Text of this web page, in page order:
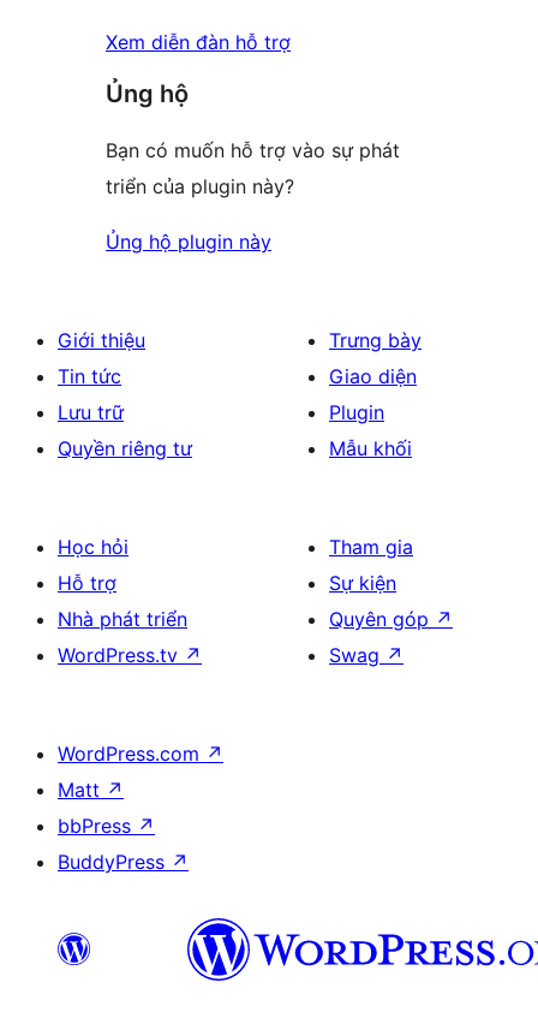
Xem diễn đàn hỗ trợ
Ủng hộ
Bạn có muốn hỗ trợ vào sự phát
triển của plugin này?
Ủng hộ plugin này
Giới thiệu
Tin tức
Lưu trữ
Quyền riêng tư
Trưng bày
Giao diện
Plugin
Mẫu khối
Học hỏi
Hỗ trợ
Nhà phát triển
WordPress.tv ↗
Tham gia
Sự kiện
Quyên góp ↗
Swag ↗
WordPress.com ↗
Matt ↗
bbPress ↗
BuddyPress ↗